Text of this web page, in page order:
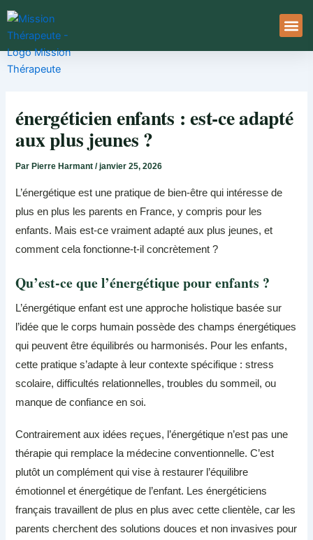
Aller
au
contenu
énergéticien enfants : est-ce adapté
aux plus jeunes ?
Par Pierre Harmant/janvier 25, 2026
L’énergétique est une pratique de bien-être qui intéresse de
plus en plus les parents en France, y compris pour les
enfants. Mais est-ce vraiment adapté aux plus jeunes, et
comment cela fonctionne-t-il concrètement ?
Qu’est-ce que l’énergétique pour enfants ?
L’énergétique enfant est une approche holistique basée sur
l’idée que le corps humain possède des champs énergétiques
qui peuvent être équilibrés ou harmonisés. Pour les enfants,
cette pratique s’adapte à leur contexte spécifique : stress
scolaire, difficultés relationnelles, troubles du sommeil, ou
manque de confiance en soi.
Contrairement aux idées reçues, l’énergétique n’est pas une
thérapie qui remplace la médecine conventionnelle. C’est
plutôt un complément qui vise à restaurer l’équilibre
émotionnel et énergétique de l’enfant. Les énergéticiens
français travaillent de plus en plus avec cette clientèle, car les
parents cherchent des solutions douces et non invasives pour